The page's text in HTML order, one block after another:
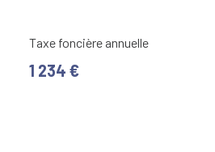
Taxe foncière annuelle
1 234 €